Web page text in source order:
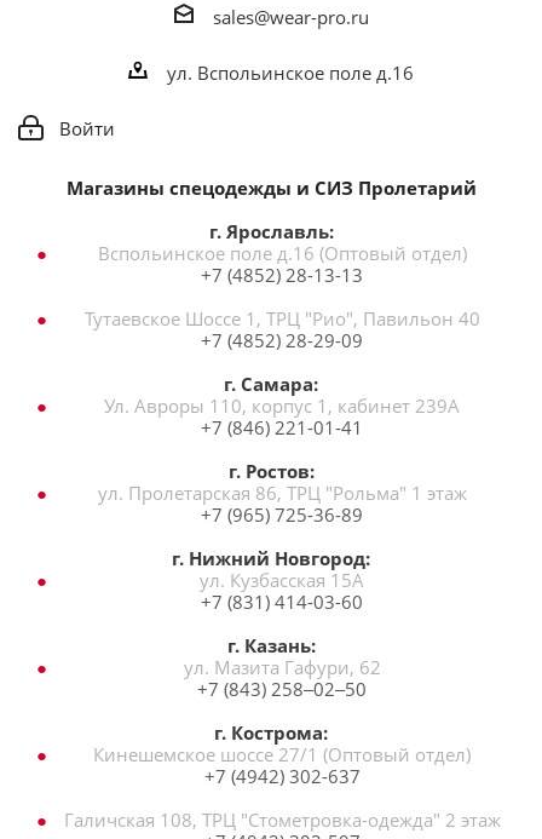
sales@wear-pro.ru
ул. Вспольинское поле д.16
Войти
Магазины спецодежды и СИЗ Пролетарий
г. Ярославль:
Вспольинское поле д.16 (Оптовый отдел)
+7 (4852) 28-13-13
Тутаевское Шоссе 1, ТРЦ "Рио", Павильон 40
+7 (4852) 28-29-09
г. Самара:
Ул. Авроры 110, корпус 1, кабинет 239А
+7 (846) 221-01-41
г. Ростов:
ул. Пролетарская 86, ТРЦ "Рольма" 1 этаж
+7 (965) 725-36-89
г. Нижний Новгород:
ул. Кузбасская 15А
+7 (831) 414-03-60
г. Казань:
ул. Мазита Гафури, 62
+7 (843) 258‒02‒50
г. Кострома:
Кинешемское шоссе 27/1 (Оптовый отдел)
+7 (4942) 302-637
Галичская 108, ТРЦ "Стометровка-одежда" 2 этаж